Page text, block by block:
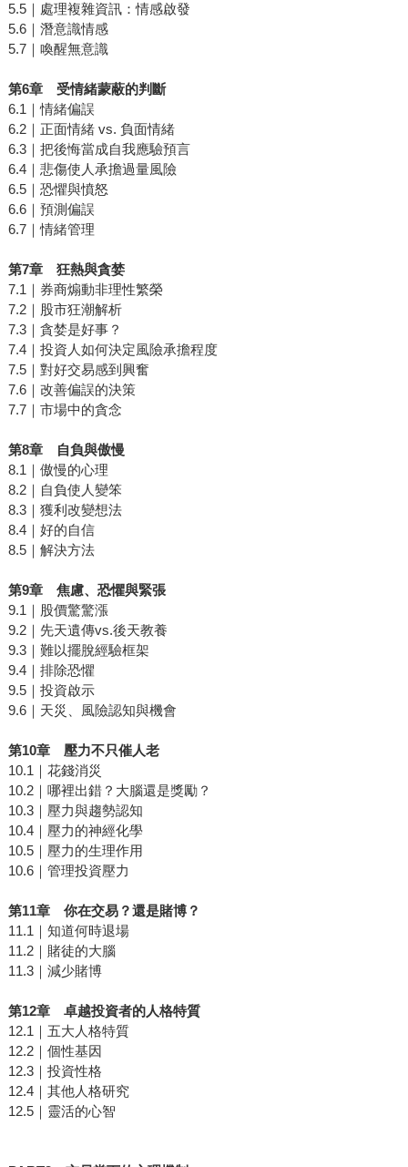
5.5｜處理複雜資訊：情感啟發
5.6｜潛意識情感
5.7｜喚醒無意識
第6章 受情緒蒙蔽的判斷
6.1｜情緒偏誤
6.2｜正面情緒 vs. 負面情緒
6.3｜把後悔當成自我應驗預言
6.4｜悲傷使人承擔過量風險
6.5｜恐懼與憤怒
6.6｜預測偏誤
6.7｜情緒管理
第7章 狂熱與貪婪
7.1｜券商煽動非理性繁榮
7.2｜股市狂潮解析
7.3｜貪婪是好事？
7.4｜投資人如何決定風險承擔程度
7.5｜對好交易感到興奮
7.6｜改善偏誤的決策
7.7｜市場中的貪念
第8章 自負與傲慢
8.1｜傲慢的心理
8.2｜自負使人變笨
8.3｜獲利改變想法
8.4｜好的自信
8.5｜解決方法
第9章 焦慮、恐懼與緊張
9.1｜股價驚驚漲
9.2｜先天遺傳vs.後天教養
9.3｜難以擺脫經驗框架
9.4｜排除恐懼
9.5｜投資啟示
9.6｜天災、風險認知與機會
第10章 壓力不只催人老
10.1｜花錢消災
10.2｜哪裡出錯？大腦還是獎勵？
10.3｜壓力與趨勢認知
10.4｜壓力的神經化學
10.5｜壓力的生理作用
10.6｜管理投資壓力
第11章 你在交易？還是賭博？
11.1｜知道何時退場
11.2｜賭徒的大腦
11.3｜減少賭博
第12章 卓越投資者的人格特質
12.1｜五大人格特質
12.2｜個性基因
12.3｜投資性格
12.4｜其他人格研究
12.5｜靈活的心智